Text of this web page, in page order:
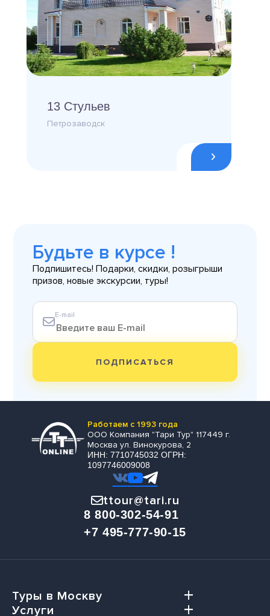
13 Стульев
Петрозаводск
Будьте в курсе !
Подпишитесь! Подарки, скидки, розыгрыши
призов, новые экскурсии, туры!
E-mail
ПОДПИСАТЬСЯ
Работаем с 1993 года
ООО Компания "Тари Тур" 117449 г.
Москва ул. Винокурова, 2
ИНН: 7710745032 ОГРН:
1097746009008
ttour@tari.ru
8 800-302-54-91
+7 495-777-90-15
Туры в Москву
Услуги